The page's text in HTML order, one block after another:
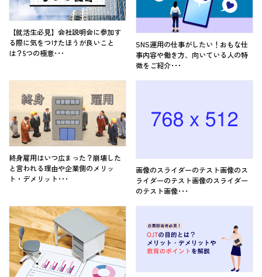
【就活生必見】会社説明会に参加す
る際に気をつけたほうが良いこと
は？5つの極意･･･
SNS運用の仕事がしたい！おもな仕
事内容や働き方、向いている人の特
徴をご紹介･･･
終身雇用はいつ広まった？崩壊した
と言われる理由や企業側のメリッ
ト・デメリット･･･
画像のスライダーのテスト画像のス
ライダーのテスト画像のスライダー
のテスト画像･･･